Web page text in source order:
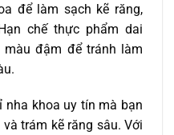
để làm sạch kẽ răng,
chế thực phẩm dai
đậm để tránh làm
nha khoa uy tín mà bạn
trám kẽ răng sâu. Với